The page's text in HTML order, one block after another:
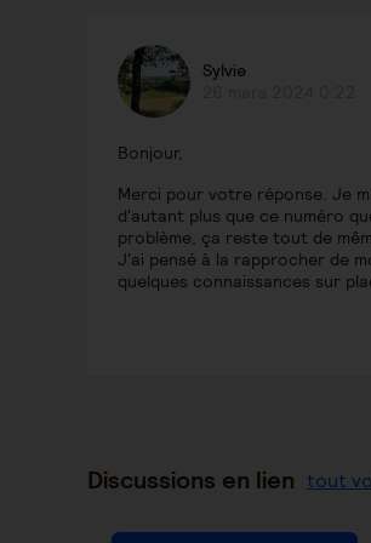
Sylvie
Bonjour,
Merci pour votre réponse. Je
d'autant plus que ce numéro
problème, ça reste tout de
J'ai pensé à la rapprocher de
quelques connaissances sur
Discussions en lien tout